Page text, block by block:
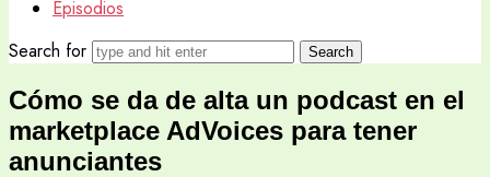
Episodios
Search for
Cómo se da de alta un podcast en el
marketplace AdVoices para tener
anunciantes